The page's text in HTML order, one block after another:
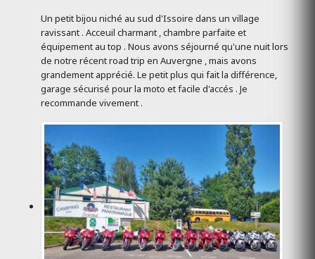
Un petit bijou niché au sud d'Issoire dans un village
ravissant . Acceuil charmant , chambre parfaite et
équipement au top . Nous avons séjourné qu'une nuit lors
de notre récent road trip en Auvergne , mais avons
grandement apprécié. Le petit plus qui fait la différence,
garage sécurisé pour la moto et facile d'accés . Je
recommande vivement .